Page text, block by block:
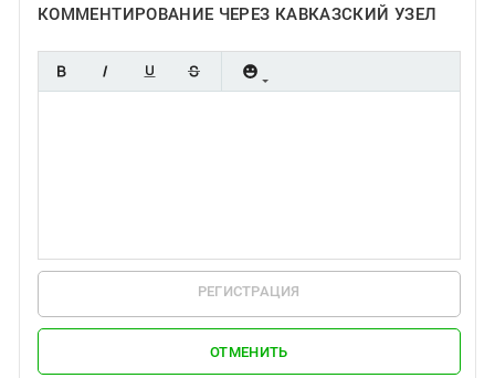
КОММЕНТИРОВАНИЕ ЧЕРЕЗ КАВКАЗСКИЙ УЗЕЛ
РЕГИСТРАЦИЯ
ОТМЕНИТЬ